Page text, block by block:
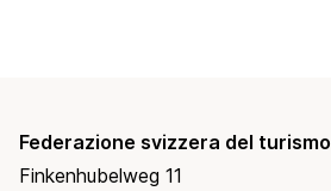
Federazione svizzera del turismo
Finkenhubelweg 11